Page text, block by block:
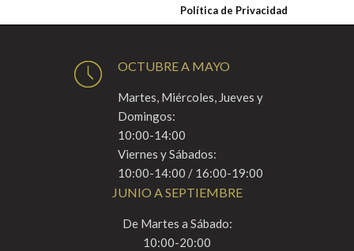
Política de Privacidad
OCTUBRE A MAYO
Martes, Miércoles, Jueves y
Domingos:
10:00-14:00
Viernes y Sábados:
10:00-14:00 / 16:00-19:00
JUNIO A SEPTIEMBRE
De Martes a Sábado:
10:00-20:00